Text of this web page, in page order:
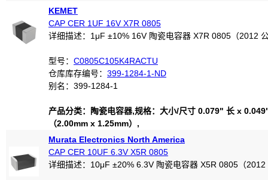
KEMET
CAP CER 1UF 16V X7R 0805
详细描述：1μF ±10% 16V 陶瓷电容器 X7R 0805（2012
型号： C0805C105K4RACTU
仓库库存编号： 399-1284-1-ND
别名：399-1284-1
产品分类：陶瓷电容器,规格：大小/尺寸 0.079" 长 x
（2.00mm x 1.25mm）,
Murata Electronics North America
CAP CER 10UF 6.3V X5R 0805
详细描述：10μF ±20% 6.3V 陶瓷电容器 X5R 0805（2012